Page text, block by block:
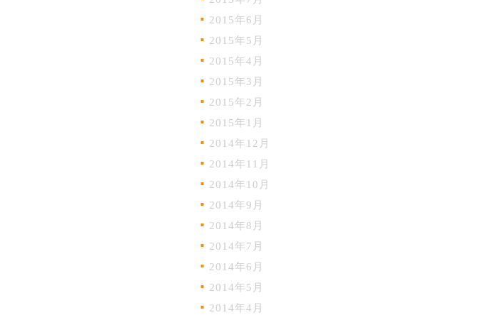
2015年6月
2015年5月
2015年4月
2015年3月
2015年2月
2015年1月
2014年12月
2014年11月
2014年10月
2014年9月
2014年8月
2014年7月
2014年6月
2014年5月
2014年4月